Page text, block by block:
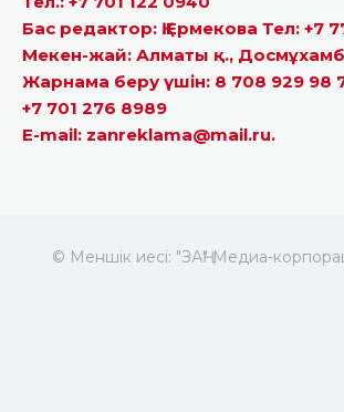
Бас редактор: Қ.Ермекова Тел: +7
Мекен-жай: Алматы қ.,
Жарнама беру үшін: 8 708 929 98
+7 701 276 8989
E-mail: zanreklama@mail.ru.
© Меншік иесі: "ЗАҢ" Медиа-